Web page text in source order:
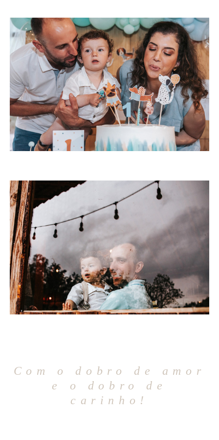
Com o dobro de amor
e o dobro de
carinho!